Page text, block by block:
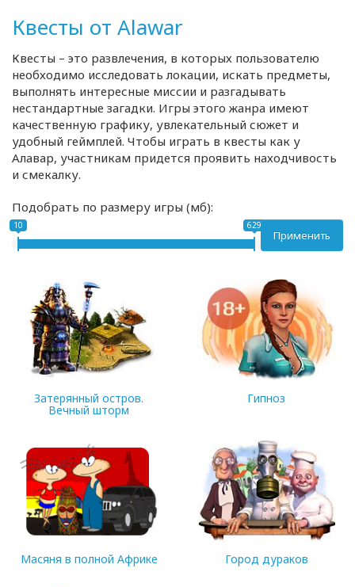
Квесты от Alawar
Квесты – это развлечения, в которых пользователю
необходимо исследовать локации, искать предметы,
выполнять интересные миссии и разгадывать
нестандартные загадки. Игры этого жанра имеют
качественную графику, увлекательный сюжет и
удобный геймплей. Чтобы играть в квесты как у
Алавар, участникам придется проявить находчивость
и смекалку.
Подобрать по размеру игры (мб):
10 629
Затерянный остров.
Вечный шторм
263 MB
Гипноз
629 MB
Масяня в полной Африке Город дураков